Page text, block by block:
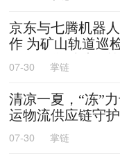
京东与七腾机器
作 为矿山轨道巡
人提供售后维修等
07-30 掌链
清凉一夏，“冻”
运物流供应链守
天
07-30 掌链